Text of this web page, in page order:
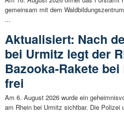
gemeinsam mit dem
...
Aktualisiert: Nach
bei Urmitz legt der
Bazooka-Rakete
frei
Am 6. August 2026 wurde ein
am Rhein bei Urmitz sichtbar. Die Polizei